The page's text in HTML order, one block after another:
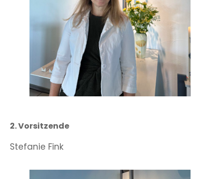
2. Vorsitzende
Stefanie Fink